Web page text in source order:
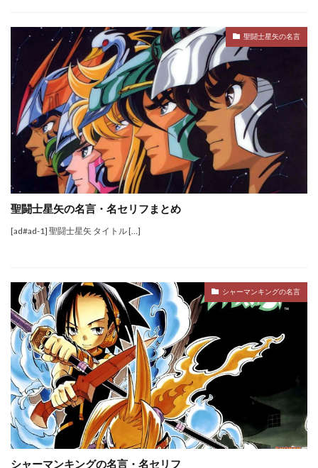
聖闘士星矢の名言
聖闘士星矢の名言・名セリフまとめ
[ad#ad-1] 聖闘士星矢 タイトル […]
シャーマンキングの名言
シャーマンキングの名言・名セリフ